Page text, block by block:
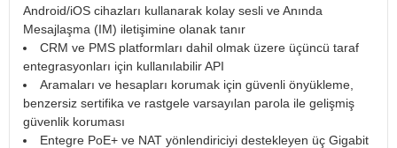
Android/iOS cihazları kullanarak kolay sesli ve Anında
Mesajlaşma (IM) iletişimine olanak tanır
CRM ve PMS platformları dahil olmak üzere üçüncü taraf
entegrasyonları için kullanılabilir API
Aramaları ve hesapları korumak için güvenli önyükleme,
benzersiz sertifika ve rastgele varsayılan parola ile gelişmiş
güvenlik koruması
Entegre PoE+ ve NAT yönlendiriciyi destekleyen üç Gigabit